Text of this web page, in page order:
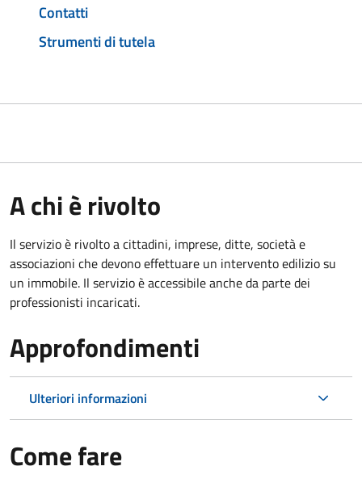
Contatti
Strumenti di tutela
A chi è rivolto
Il servizio è rivolto a cittadini, imprese, ditte, società e
associazioni che devono effettuare un intervento edilizio su
un immobile. Il servizio è accessibile anche da parte dei
professionisti incaricati.
Approfondimenti
Ulteriori informazioni
Come fare